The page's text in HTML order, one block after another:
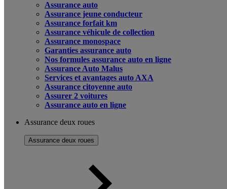
Assurance auto
Assurance jeune conducteur
Assurance forfait km
Assurance véhicule de collection
Assurance monospace
Garanties assurance auto
Nos formules assurance auto en ligne
Assurance Auto Malus
Services et avantages auto AXA
Assurance citoyenne auto
Assurer 2 voitures
Assurance auto en ligne
Assurance deux roues
Assurance deux roues